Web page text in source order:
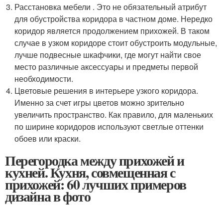
Расстановка мебели . Это не обязательный атрибут
для обустройства коридора в частном доме. Нередко
коридор является продолжением прихожей. В таком
случае в узком коридоре стоит обустроить модульные,
лучше подвесные шкафчики, где могут найти свое
место различные аксессуары и предметы первой
необходимости.
Цветовые решения в интерьере узкого коридора.
Именно за счет игры цветов можно зрительно
увеличить пространство. Как правило, для маленьких
по ширине коридоров используют светлые оттенки
обоев или краски.
Перегородка между прихожей и
кухней. Кухня, совмещенная с
прихожей: 60 лучших примеров
дизайна в фото